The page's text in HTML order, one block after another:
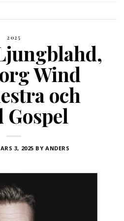
2025
Wind
och
Gospel
3, 2025 BYANDERS